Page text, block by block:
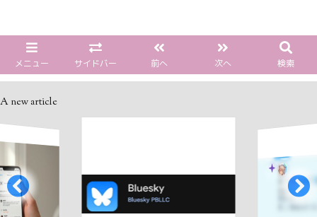
メニュー サイドバー 前へ 次へ 検索
A new article